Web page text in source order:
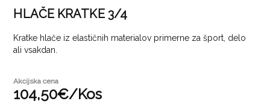
HLAČE KRATKE 3/4
Kratke hlače iz elastičnih materialov primerne za šport, delo
ali vsakdan.
Akcijska cena
104,50€/Kos